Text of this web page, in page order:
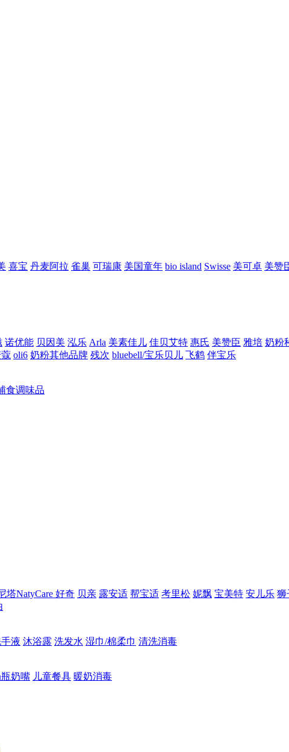
喜宝 丹麦阿拉 雀巢 可瑞康 美国童年 bio island Swisse 美可卓 美赞
诺优能 贝因美 泓乐 Arla 美素佳儿 佳贝艾特 惠氏 美赞臣 雅培 奶粉
oli6 奶粉其他品牌 残次 bluebell/宝乐贝儿 飞鹤 伴宝乐
食调味品
塔NatyCare 好奇 贝亲 露安适 帮宝适 考里松 妮飘 宝美特 安儿乐 狮
液 沐浴露 洗发水 湿巾/棉柔巾 清洗消毒
奶嘴 儿童餐具 暖奶消毒